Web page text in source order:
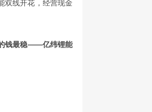
双线开花，经营现金
钱最稳——亿纬锂能